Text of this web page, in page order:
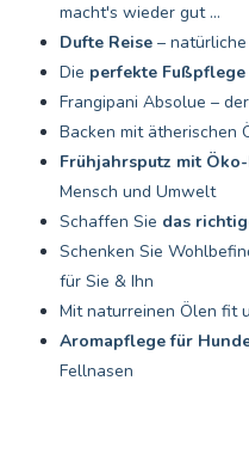
macht's wieder gut ...
Dufte Reise –
Die perfekte Fußpflege
Frangipani Absolue –
Backen mit ätherischen
Frühjahrsputz mit
Mensch und Umwelt
Schaffen Sie das
Schenken Sie
für Sie & Ihn
Mit naturreinen Ölen fit
Aromapflege für
Fellnasen